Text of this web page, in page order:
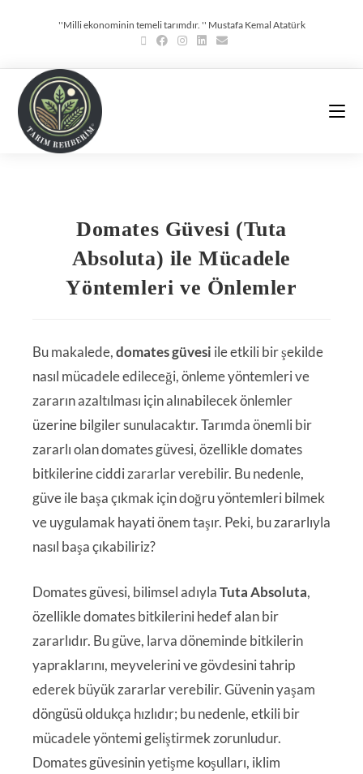
''Milli ekonominin temeli tarımdır. '' Mustafa Kemal Atatürk
Domates Güvesi (Tuta
Absoluta) ile Mücadele
Yöntemleri ve Önlemler
Bu makalede,domates güvesi ile etkili bir şekilde
nasıl mücadele edileceği, önleme yöntemleri ve
zararın azaltılması için alınabilecek önlemler
üzerine bilgiler sunulacaktır. Tarımda önemli bir
zararlı olan domates güvesi, özellikle domates
bitkilerine ciddi zararlar verebilir. Bu nedenle,
güve ile başa çıkmak için doğru yöntemleri bilmek
ve uygulamak hayati önem taşır. Peki, bu zararlıyla
nasıl başa çıkabiliriz?
Domates güvesi, bilimsel adıylaTuta Absoluta,
özellikle domates bitkilerini hedef alan bir
zararlıdır. Bu güve, larva döneminde bitkilerin
yapraklarını, meyvelerini ve gövdesini tahrip
ederek büyük zararlar verebilir. Güvenin yaşam
döngüsü oldukça hızlıdır; bu nedenle, etkili bir
mücadele yöntemi geliştirmek zorunludur.
Domates güvesinin yetişme koşulları, iklim